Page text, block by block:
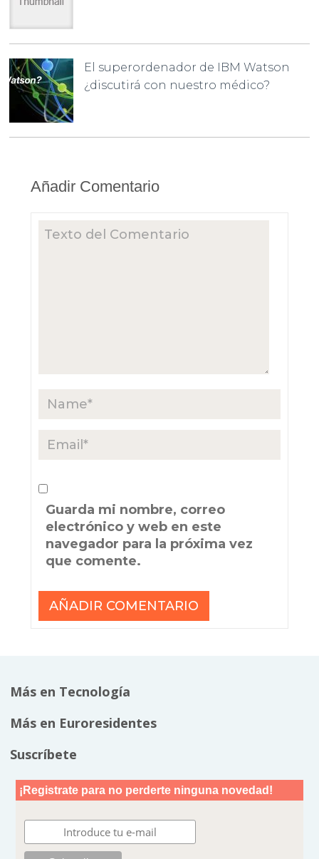
El superordenador de IBM Watson
¿discutirá con nuestro médico?
Añadir Comentario
Guarda mi nombre, correo
electrónico y web en este
navegador para la próxima vez
que comente.
Más en Tecnología
Más en Euroresidentes
Suscríbete